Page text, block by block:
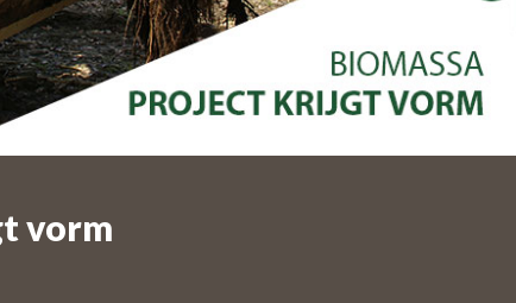
vorm